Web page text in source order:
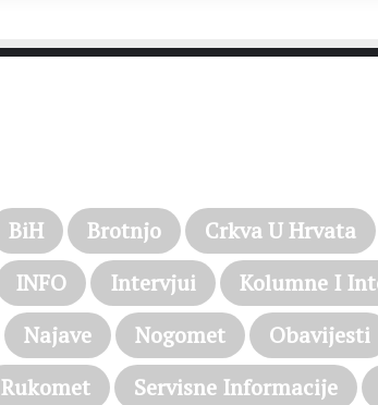
BiH Brotnjo Crkva U Hrvata
INFO Intervjui Kolumne I
Najave Nogomet Obavijesti
Rukomet Servisne Informacije